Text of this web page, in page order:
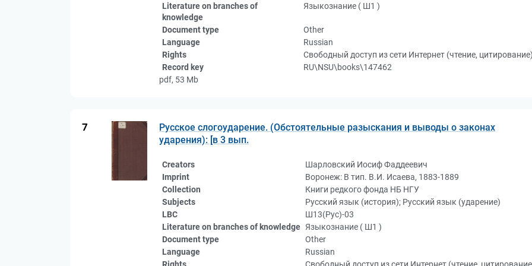
Literature on branches of
knowledge
Языкознание ( Ш1 )
Document type
Other
Language
Russian
Rights
Свободный доступ из сети Интернет (чтение,
Record key
RU\NSU\books\147462
pdf, 53 Mb
7
Русское слогоударение. (Обстоятельные разыскания и выводы о законах
ударения): [в 3 вып.
Creators
Шарловский Иосиф Фаддеевич
Imprint
Воронеж: В тип. В.И. Исаева, 1883-1889
Collection
Книги редкого фонда НБ НГУ
Subjects
Русский язык (история); Русский язык (ударение)
LBC
Ш13(Рус)-03
Literature on branches of knowledge Языкознание ( Ш1 )
Document type
Other
Language
Russian